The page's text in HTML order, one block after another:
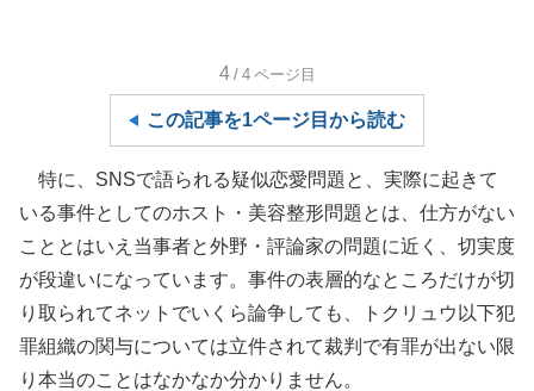
4 /4 ページ目
この記事を1ページ目から読む
特に、SNSで語られる疑似恋愛問題と、実際に起きて
いる事件としてのホスト・美容整形問題とは、仕方がない
こととはいえ当事者と外野・評論家の問題に近く、切実度
が段違いになっています。事件の表層的なところだけが切
り取られてネットでいくら論争しても、トクリュウ以下犯
罪組織の関与については立件されて裁判で有罪が出ない限
り本当のことはなかなか分かりません。